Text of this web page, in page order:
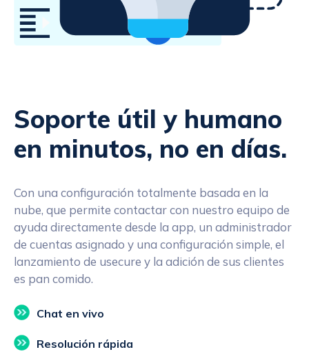
Soporte útil y humano
en minutos, no en días.
Con una configuración totalmente basada en la
nube, que permite contactar con nuestro equipo de
ayuda directamente desde la app, un administrador
de cuentas asignado y una configuración simple, el
lanzamiento de usecure y la adición de sus clientes
es pan comido.
Chat en vivo
Resolución rápida